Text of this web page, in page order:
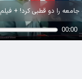
جامعه را دو قطبی کرد! + فیلم